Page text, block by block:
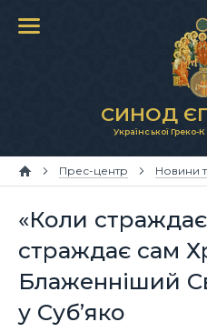
СИНОД
Української Греко-
Прес-центр Новини
«Коли
страждає сам
Блаженніший
у Суб’яко